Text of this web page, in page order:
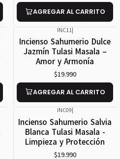
AGREGAR AL CARRITO
INC11|
Incienso Sahumerio Dulce
Jazmín Tulasi Masala –
Amor y Armonía
$19.990
AGREGAR AL CARRITO
INC09
Incienso Sahumerio Salvia
Blanca Tulasi Masala -
Limpieza y Protección
$19.990